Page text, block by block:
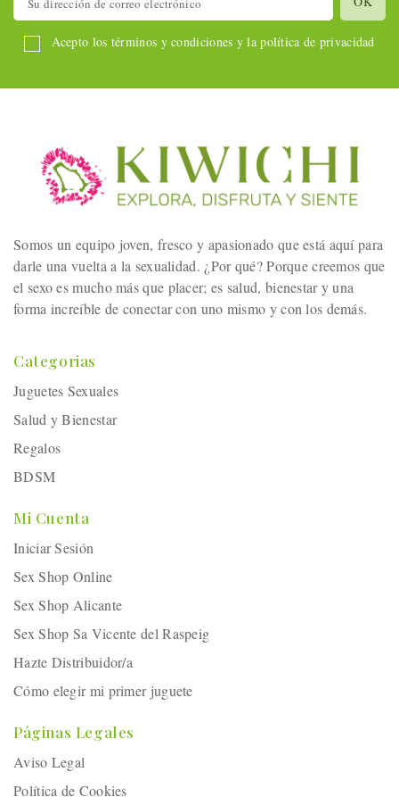
Acepto los términos y condiciones y la política de privacidad
Somos un equipo joven, fresco y apasionado que está aquí para
darle una vuelta a la sexualidad. ¿Por qué? Porque creemos que
el sexo es mucho más que placer; es salud, bienestar y una
forma increíble de conectar con uno mismo y con los demás.
Categorias
Juguetes Sexuales
Salud y Bienestar
Regalos
BDSM
Mi Cuenta
Iniciar Sesión
Sex Shop Online
Sex Shop Alicante
Sex Shop Sa Vicente del Raspeig
Hazte Distribuidor/a
Cómo elegir mi primer juguete
Páginas Legales
Aviso Legal
Política de Cookies